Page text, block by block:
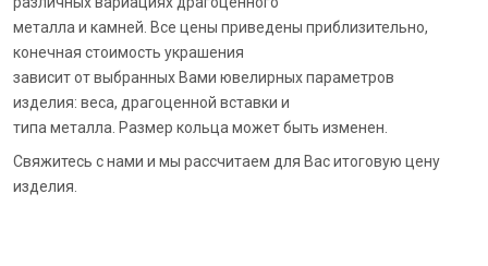
металла и камней. Все цены приведены приблизительно,
конечная стоимость украшения
зависит от выбранных Вами ювелирных параметров
изделия: веса, драгоценной вставки и
типа металла. Размер кольца может быть изменен.
Свяжитесь с нами и мы рассчитаем для Вас итоговую цену
изделия.